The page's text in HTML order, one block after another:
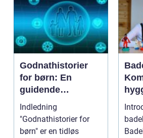
Godnathistorier
for børn: En
guidende
fortælling til
forældre og
interesserede
Indledning
"Godnathistorier for
børn" er en tidløs